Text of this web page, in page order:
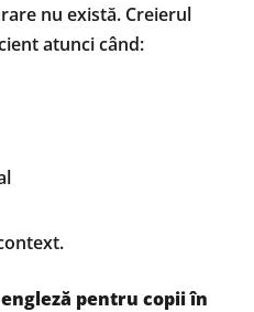
nu există. Creierul
atunci când:
pentru copii în